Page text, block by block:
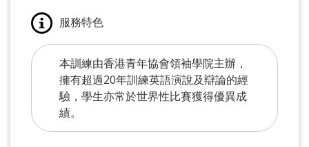
服務特色
本訓練由香港青年協會領袖學院主辦，
擁有超過20年訓練英語演說及辯論的經
驗，學生亦常於世界性比賽獲得優異成
績。